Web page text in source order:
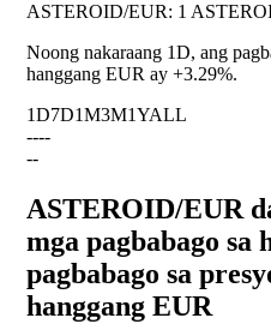
ASTEROID/EUR: 1
Noong nakaraang 1D, ang
hanggang EUR ay +3.29%.
1D7D1M3M1YALL
----
--
ASTEROID/EUR
mga pagbabago sa
pagbabago sa
hanggang EUR